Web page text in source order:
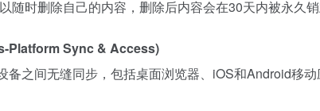
随时删除自己的内容，删除后内容会在30天内被永久销
Platform Sync & Access)
备之间无缝同步，包括桌面浏览器、iOS和Android移